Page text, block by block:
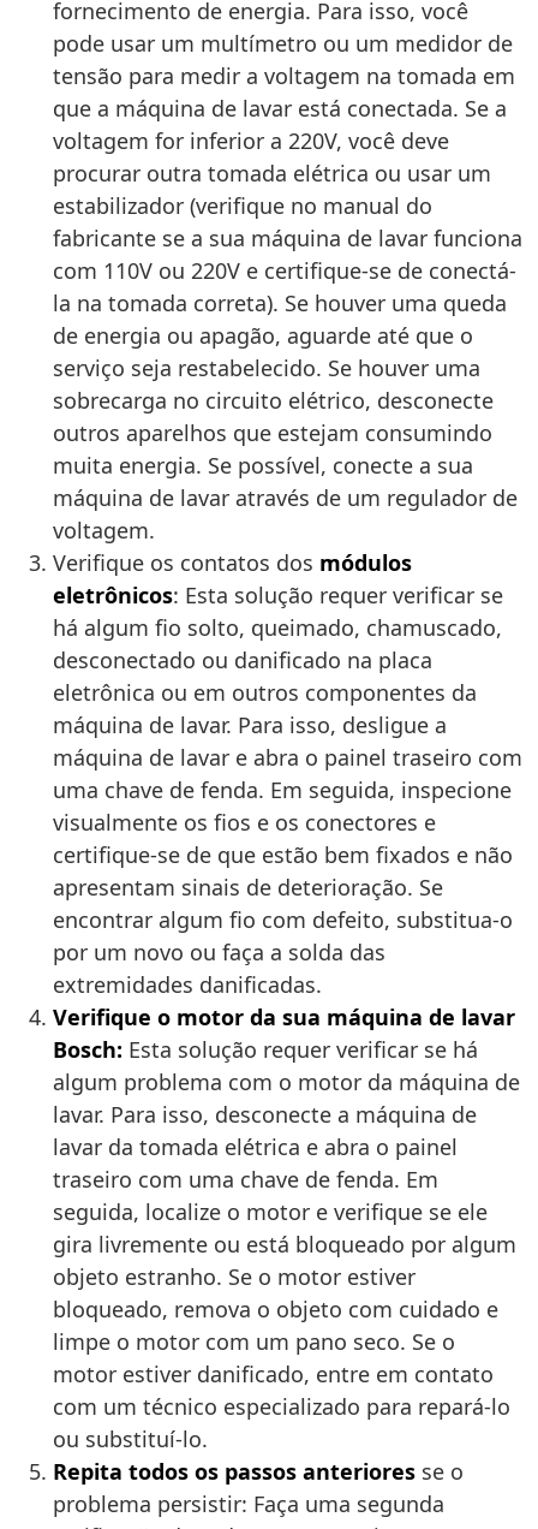
fornecimento de energia. Para isso, você
pode usar um multímetro ou um medidor de
tensão para medir a voltagem na tomada em
que a máquina de lavar está conectada. Se a
voltagem for inferior a 220V, você deve
procurar outra tomada elétrica ou usar um
estabilizador (verifique no manual do
fabricante se a sua máquina de lavar funciona
com 110V ou 220V e certifique-se de conectá-
la na tomada correta). Se houver uma queda
de energia ou apagão, aguarde até que o
serviço seja restabelecido. Se houver uma
sobrecarga no circuito elétrico, desconecte
outros aparelhos que estejam consumindo
muita energia. Se possível, conecte a sua
máquina de lavar através de um regulador de
voltagem.
Verifique os contatos dos módulos
eletrônicos: Esta solução requer verificar se
há algum fio solto, queimado, chamuscado,
desconectado ou danificado na placa
eletrônica ou em outros componentes da
máquina de lavar. Para isso, desligue a
máquina de lavar e abra o painel traseiro com
uma chave de fenda. Em seguida, inspecione
visualmente os fios e os conectores e
certifique-se de que estão bem fixados e não
apresentam sinais de deterioração. Se
encontrar algum fio com defeito, substitua-o
por um novo ou faça a solda das
extremidades danificadas.
Verifique o motor da sua máquina de lavar
Bosch: Esta solução requer verificar se há
algum problema com o motor da máquina de
lavar. Para isso, desconecte a máquina de
lavar da tomada elétrica e abra o painel
traseiro com uma chave de fenda. Em
seguida, localize o motor e verifique se ele
gira livremente ou está bloqueado por algum
objeto estranho. Se o motor estiver
bloqueado, remova o objeto com cuidado e
limpe o motor com um pano seco. Se o
motor estiver danificado, entre em contato
com um técnico especializado para repará-lo
ou substituí-lo.
Repita todos os passos anteriores se o
problema persistir: Faça uma segunda